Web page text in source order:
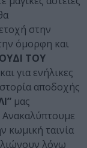
στην
όμορφη και
ΤΟΥ
για ενήλικες
αποδοχής
μας
Ανακαλύπτουμε
κωμική ταινία
λόγω